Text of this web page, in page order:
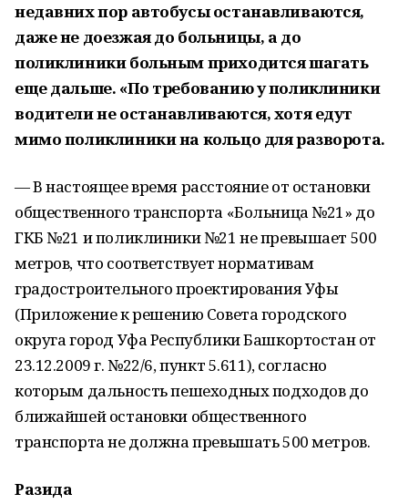
недавних пор автобусы останавливаются,
даже не доезжая до больницы, а до
поликлиники больным приходится шагать
еще дальше. «По требованиюу поликлиники
водители не останавливаются, хотя едут
мимо поликлиники на кольцо для разворота.
— В настоящее время расстояние от остановки
общественного транспорта «Больница №21» до
ГКБ №21 и поликлиники №21 не превышает 500
метров, что соответствует нормативам
градостроительного проектирования Уфы
(Приложение к решению Совета городского
округа город Уфа Республики Башкортостан от
23.12.2009 г. №22/6, пункт 5.611), согласно
которым дальность пешеходных подходов до
ближайшей остановки общественного
транспорта не должна превышать 500 метров.
Разида